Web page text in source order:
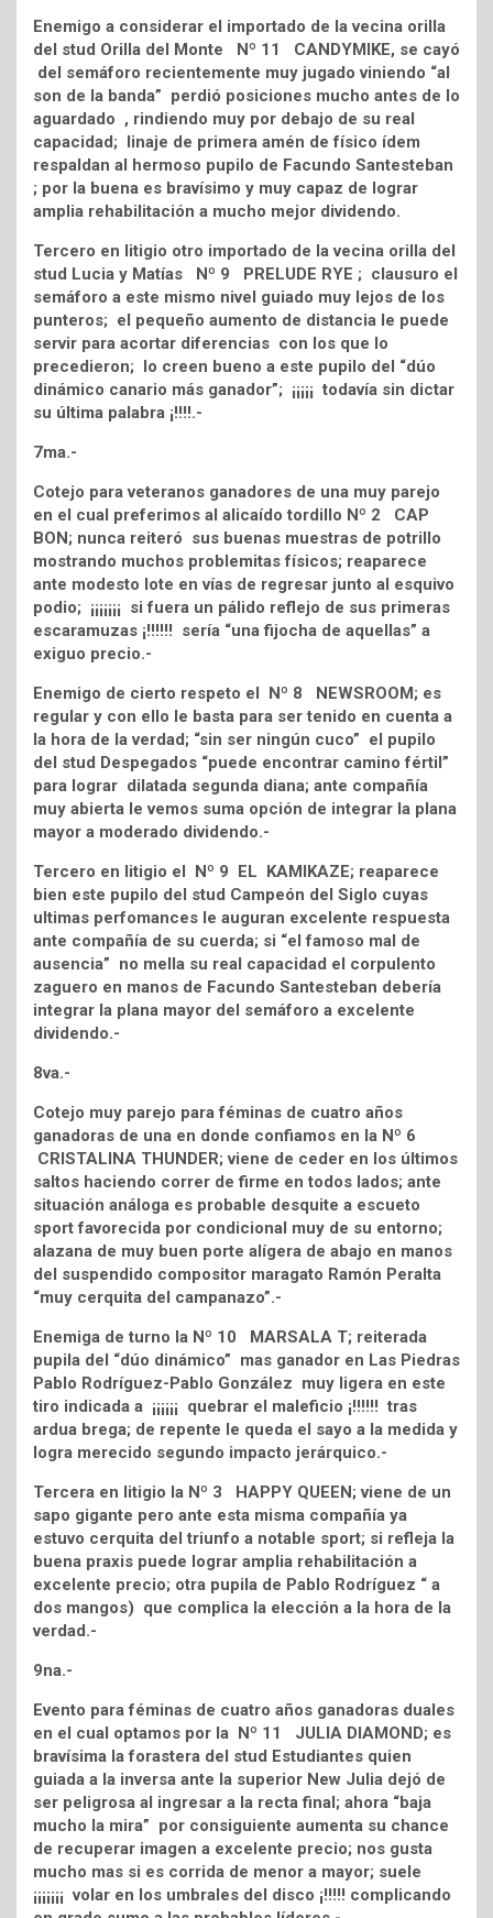
Enemigo a considerar el importado de la vecina orilla
del stud Orilla del Monte Nº 11 CANDYMIKE, se cayó
del semáforo recientemente muy jugado viniendo “al
son de la banda” perdió posiciones mucho antes de lo
aguardado , rindiendo muy por debajo de su real
capacidad; linaje de primera amén de físico ídem
respaldan al hermoso pupilo de Facundo Santesteban
; por la buena es bravísimo y muy capaz de lograr
amplia rehabilitación a mucho mejor dividendo.
Tercero en litigio otro importado de la vecina orilla del
stud Lucia y Matías Nº 9 PRELUDE RYE ; clausuro el
semáforo a este mismo nivel guiado muy lejos de los
punteros; el pequeño aumento de distancia le puede
servir para acortar diferencias con los que lo
precedieron; lo creen bueno a este pupilo del “dúo
dinámico canario más ganador”; ¡¡¡¡¡ todavía sin dictar
su última palabra ¡!!!!.-
7ma.-
Cotejo para veteranos ganadores de una muy parejo
en el cual preferimos al alicaído tordillo Nº 2 CAP
BON; nunca reiteró sus buenas muestras de potrillo
mostrando muchos problemitas físicos; reaparece
ante modesto lote en vías de regresar junto al esquivo
podio; ¡¡¡¡¡¡¡ si fuera un pálido reflejo de sus primeras
escaramuzas ¡!!!!!! sería “una fijocha de aquellas” a
exiguo precio.-
Enemigo de cierto respeto el Nº 8 NEWSROOM; es
regular y con ello le basta para ser tenido en cuenta a
la hora de la verdad; “sin ser ningún cuco” el pupilo
del stud Despegados “puede encontrar camino fértil”
para lograr dilatada segunda diana; ante compañía
muy abierta le vemos suma opción de integrar la plana
mayor a moderado dividendo.-
Tercero en litigio el Nº 9 EL KAMIKAZE; reaparece
bien este pupilo del stud Campeón del Siglo cuyas
ultimas perfomances le auguran excelente respuesta
ante compañía de su cuerda; si “el famoso mal de
ausencia” no mella su real capacidad el corpulento
zaguero en manos de Facundo Santesteban debería
integrar la plana mayor del semáforo a excelente
dividendo.-
8va.-
Cotejo muy parejo para féminas de cuatro años
ganadoras de una en donde confiamos en la Nº 6
CRISTALINA THUNDER; viene de ceder en los últimos
saltos haciendo correr de firme en todos lados; ante
situación análoga es probable desquite a escueto
sport favorecida por condicional muy de su entorno;
alazana de muy buen porte alígera de abajo en manos
del suspendido compositor maragato Ramón Peralta
“muy cerquita del campanazo”.-
Enemiga de turno la Nº 10 MARSALA T; reiterada
pupila del “dúo dinámico” mas ganador en Las Piedras
Pablo Rodríguez-Pablo González muy ligera en este
tiro indicada a ¡¡¡¡¡¡ quebrar el maleficio ¡!!!!!! tras
ardua brega; de repente le queda el sayo a la medida y
logra merecido segundo impacto jerárquico.-
Tercera en litigio la Nº 3 HAPPY QUEEN; viene de un
sapo gigante pero ante esta misma compañía ya
estuvo cerquita del triunfo a notable sport; si refleja la
buena praxis puede lograr amplia rehabilitación a
excelente precio; otra pupila de Pablo Rodríguez “ a
dos mangos) que complica la elección a la hora de la
verdad.-
9na.-
Evento para féminas de cuatro años ganadoras duales
en el cual optamos por la Nº 11 JULIA DIAMOND; es
bravísima la forastera del stud Estudiantes quien
guiada a la inversa ante la superior New Julia dejó de
ser peligrosa al ingresar a la recta final; ahora “baja
mucho la mira” por consiguiente aumenta su chance
de recuperar imagen a excelente precio; nos gusta
mucho mas si es corrida de menor a mayor; suele
¡¡¡¡¡¡¡ volar en los umbrales del disco ¡!!!!! complicando